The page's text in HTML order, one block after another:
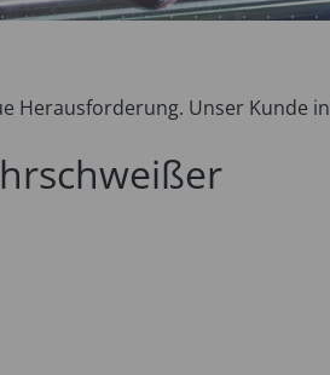
Herausforderung. Unser Kunde in